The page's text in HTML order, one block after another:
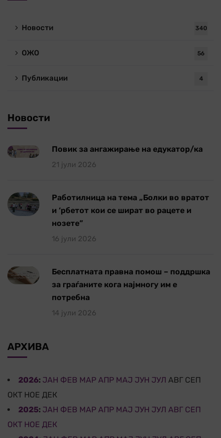
Новости 340
ОЖО 56
Публикации 4
Новости
Повик за ангажирање на едукатор/ка
21 јули 2026
Работилница на тема „Болки во вратот
и ‘рбетот кои се шират во рацете и
нозете”
16 јули 2026
Бесплатната правна помош – поддршка
за граѓаните кога најмногу им е
потребна
14 јули 2026
АРХИВА
2026: ЈАН ФЕВ МАР АПР МАЈ ЈУН ЈУЛ АВГ СЕП
ОКТ НОЕ ДЕК
2025: ЈАН ФЕВ МАР АПР МАЈ ЈУН ЈУЛ АВГ СЕП
ОКТ НОЕ ДЕК